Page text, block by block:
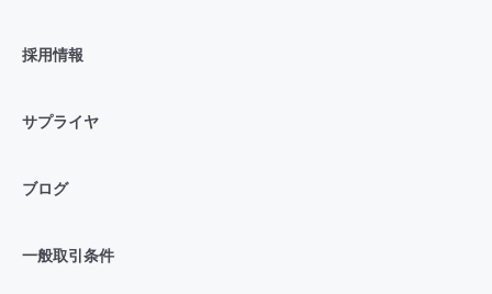
採用情報
サプライヤ
ブログ
一般取引条件